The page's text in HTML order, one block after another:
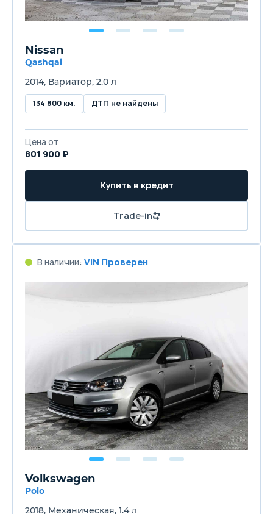
Nissan
Qashqai
2014, Вариатор, 2.0 л
134 800 км. ДТП не найдены
Цена от
801 900 ₽
Купить в кредит
Trade-in
В наличии: VIN Проверен
Volkswagen
Polo
2018, Механическая, 1.4 л